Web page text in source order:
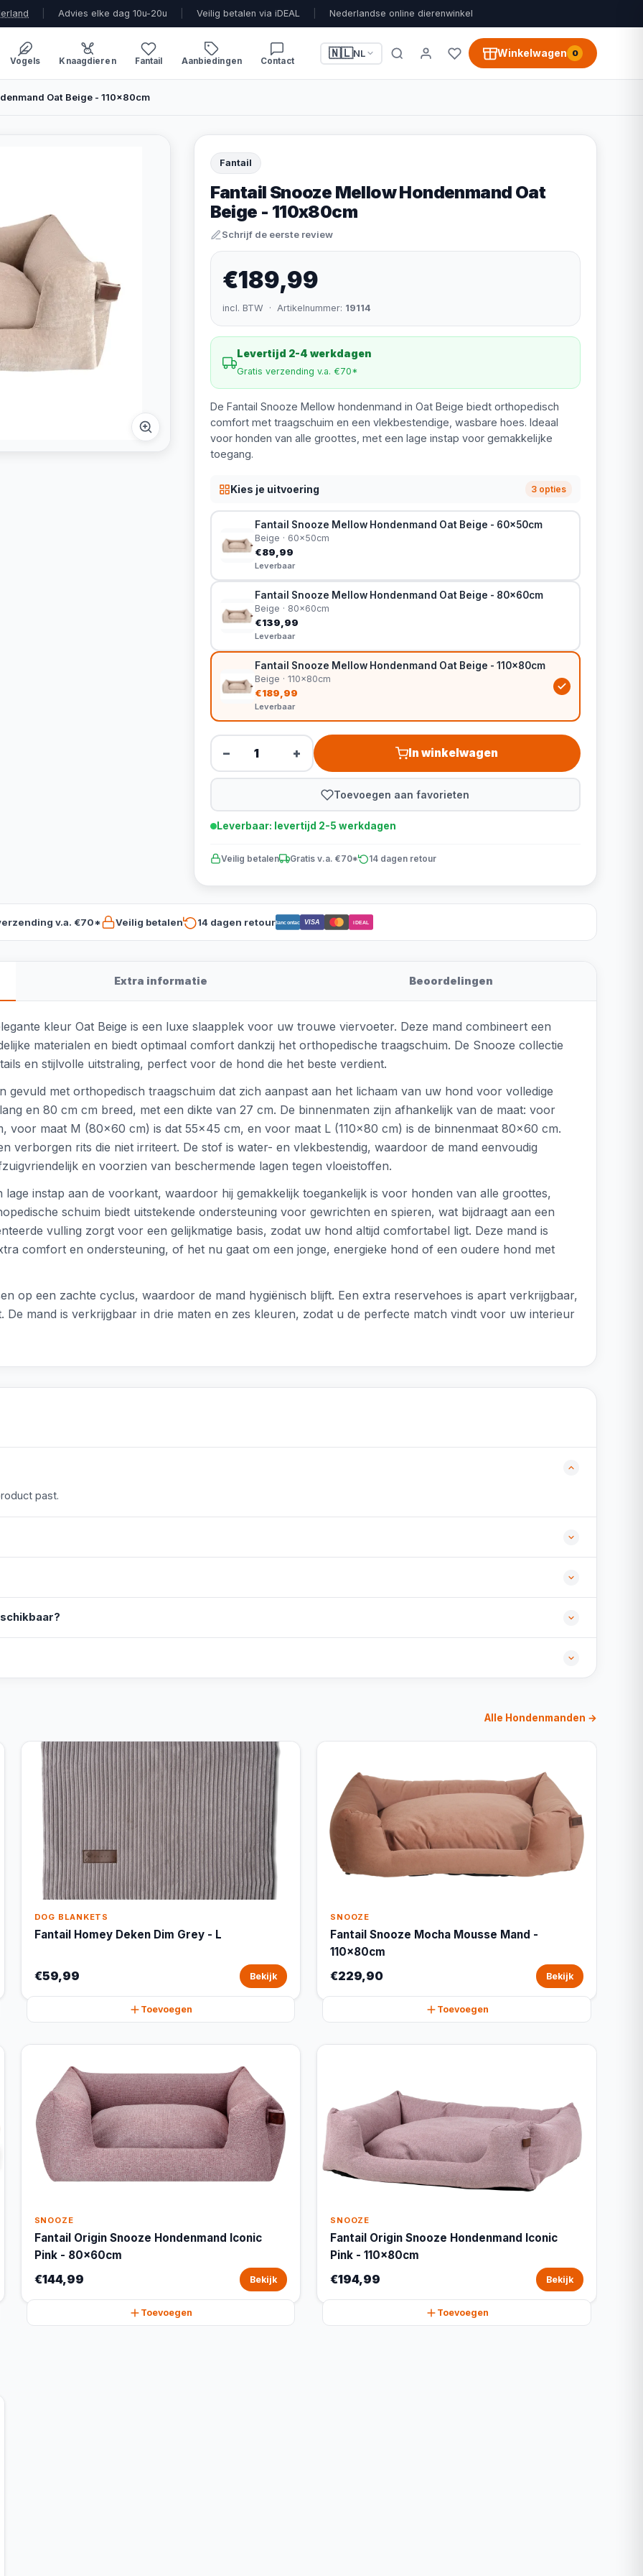
Advies elke dag 10u-20u Veilig betalen via iDEAL Nederlandse online dierenwinkel
Vogels Knaagdieren Fantail Aanbiedingen Contact
🇳🇱NL Winkelwagen 0
Oat Beige - 110x80cm
Fantail
Fantail Snooze Mellow Hondenmand Oat
Beige - 110x80cm
Schrijf de eerste review
€189,99
incl. BTW · Artikelnummer: 19114
Levertijd 2-4 werkdagen
Gratis verzending v.a. €70*
De Fantail Snooze Mellow hondenmand in Oat Beige biedt orthopedisch
comfort met traagschuim en een vlekbestendige, wasbare hoes. Ideaal
voor honden van alle groottes, met een lage instap voor gemakkelijke
toegang.
Kies je uitvoering 3 opties
Fantail Snooze Mellow Hondenmand Oat Beige - 60x50cm
Beige · 60x50cm
€89,99
Leverbaar
Fantail Snooze Mellow Hondenmand Oat Beige - 80x60cm
Beige · 80x60cm
€139,99
Leverbaar
Fantail Snooze Mellow Hondenmand Oat Beige - 110x80cm
Beige · 110x80cm
€189,99
Leverbaar
− + In winkelwagen
Toevoegen aan favorieten
Leverbaar: levertijd 2-5 werkdagen
Veilig betalen Gratis v.a. €70* 14 dagen retour
v.a. €70* Veilig betalen 14 dagen retourBancontact VISA iDEAL
Extra informatie Beoordelingen
kleur Oat Beige is een luxe slaapplek voor uw trouwe viervoeter. Deze mand combineert een
materialen en biedt optimaal comfort dankzij het orthopedische traagschuim. De Snooze collectie
en stijlvolle uitstraling, perfect voor de hond die het beste verdient.
gevuld met orthopedisch traagschuim dat zich aanpast aan het lichaam van uw hond voor volledige
en 80 cm cm breed, met een dikte van 27 cm. De binnenmaten zijn afhankelijk van de maat: voor
voor maat M (80x60 cm) is dat 55x45 cm, en voor maat L (110x80 cm) is de binnenmaat 80x60 cm.
verborgen rits die niet irriteert. De stof is water- en vlekbestendig, waardoor de mand eenvoudig
en voorzien van beschermende lagen tegen vloeistoffen.
instap aan de voorkant, waardoor hij gemakkelijk toegankelijk is voor honden van alle groottes,
schuim biedt uitstekende ondersteuning voor gewrichten en spieren, wat bijdraagt aan een
vulling zorgt voor een gelijkmatige basis, zodat uw hond altijd comfortabel ligt. Deze mand is
comfort en ondersteuning, of het nu gaat om een jonge, energieke hond of een oudere hond met
op een zachte cyclus, waardoor de mand hygiënisch blijft. Een extra reservehoes is apart verkrijgbaar,
De mand is verkrijgbaar in drie maten en zes kleuren, zodat u de perfecte match vindt voor uw interieur
past.
Alle Hondenmanden →
DOG BLANKETS
Fantail Homey Deken Dim Grey - L
€59,99 Bekijk
Toevoegen
SNOOZE
Fantail Snooze Mocha Mousse Mand -
110x80cm
€229,90 Bekijk
Toevoegen
SNOOZE
Fantail Origin Snooze Hondenmand Iconic
Pink - 80x60cm
€144,99 Bekijk
Toevoegen
SNOOZE
Fantail Origin Snooze Hondenmand Iconic
Pink - 110x80cm
€194,99 Bekijk
Toevoegen